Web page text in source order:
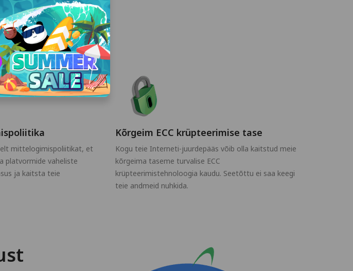
mittelogimispoliitikat, et
platvormide vaheliste
ja kaitsta teie
Kõrgeim ECC krüpteerimise tase
Kogu teie Interneti-juurdepääs võib olla kaitstud meie
kõrgeima taseme turvalise ECC
krüpteerimistehnoloogia kaudu. Seetõttu ei saa keegi
teie andmeid nuhkida.